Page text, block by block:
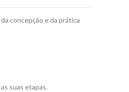
concepção e da prática
suas etapas.